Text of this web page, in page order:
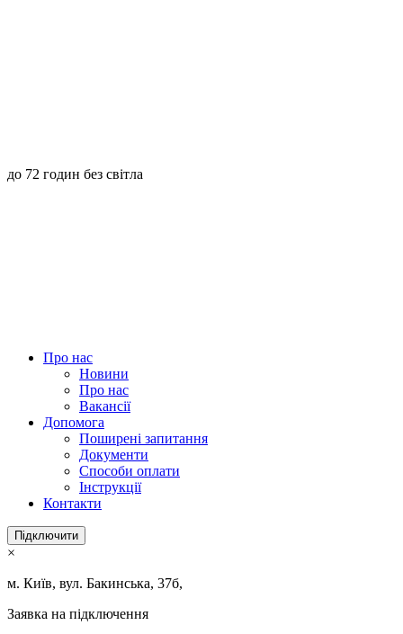
до 72 годин без світла
Про нас
Новини
Про нас
Вакансії
Допомога
Поширені запитання
Документи
Способи оплати
Інструкції
Контакти
Підключити
×
м. Київ, вул. Бакинська, 37б,
Заявка на підключення